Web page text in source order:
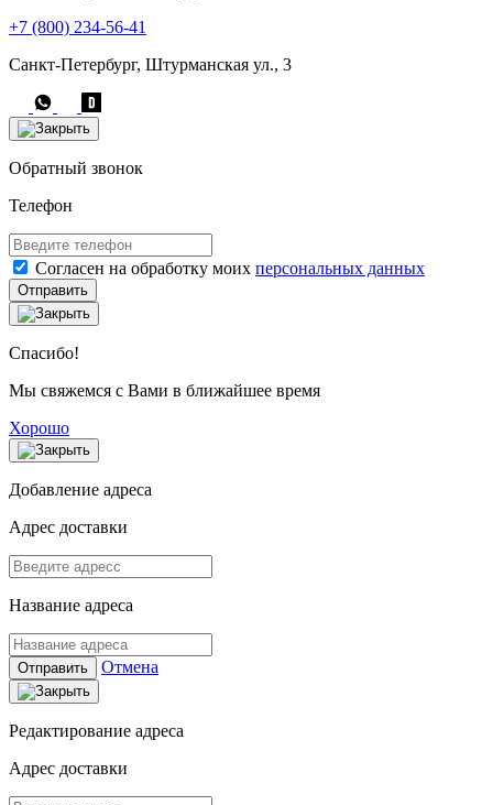
+7 (800) 234-56-41
Санкт-Петербург, Штурманская ул., 3
Обратный звонок
Телефон
Согласен на обработку моих персональных данных
Отправить
Спасибо!
Мы свяжемся с Вами в ближайшее время
Хорошо
Добавление адреса
Адрес доставки
Название адреса
Отправить Отмена
Редактирование адреса
Адрес доставки